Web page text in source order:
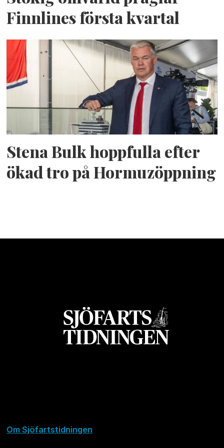
Finnlines första kvartal
Stena Bulk hoppfulla efter
ökad tro på Hormuzöppning
Om Sjöfartstidningen